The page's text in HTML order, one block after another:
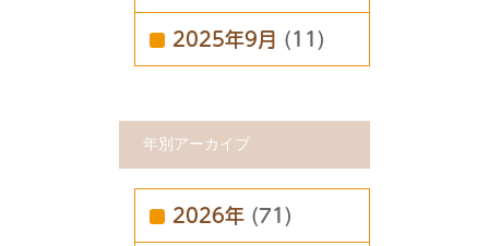
2025年9月 (11)
年別アーカイブ
2026年 (71)